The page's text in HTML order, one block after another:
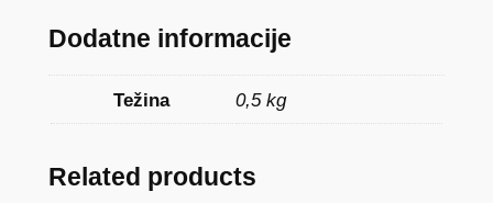
Dodatne informacije
Težina 0,5 kg
Related products